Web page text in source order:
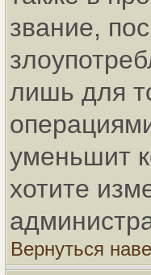
звание,
лишь для
уменьшит
хотите
Вернуться